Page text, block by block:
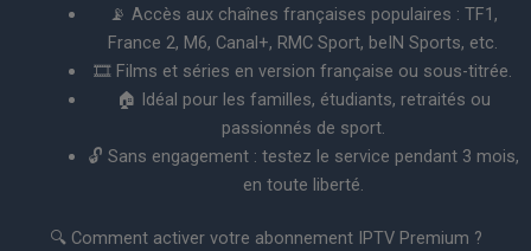
📡 Accès aux chaînes françaises populaires : TF1,
France 2, M6, Canal+, RMC Sport, beIN Sports, etc.
🎞️ Films et séries en version française ou sous-titrée.
🏠 Idéal pour les familles, étudiants, retraités ou
passionnés de sport.
🔓 Sans engagement : testez le service pendant 3 mois,
en toute liberté.
🔍 Comment activer votre abonnement IPTV Premium ?